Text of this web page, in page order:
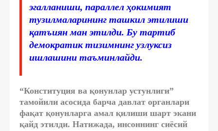
эгалланиши, параллел ҳокимият
тузилмаларининг ташкил этилиши
қатъиян ман этилди. Бу тартиб
демократик тизимнинг узлуксиз
ишлашини таъминлайди.
“Конституция ва қонунлар устунлиги”
тамойили асосида барча давлат органлари
фақат қонунларга амал қилиши шарт экани
қайд этилди. Натижада, инсоннинг сиёсий